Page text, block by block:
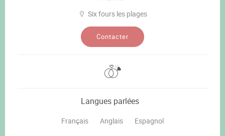
Six fours les plages
Contacter
Langues parlées
Français Anglais Espagnol